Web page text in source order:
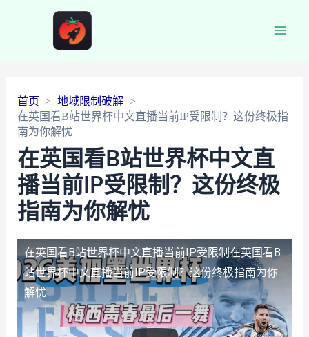
首页
地域限制破解
在英国看B站世界杯中文直播当前IP受限制？这份终极指
南为你解忧
在英国看B站世界杯中文直
播当前IP受限制？这份终极
指南为你解忧
在英国看B站世界杯中文直播当前IP受限制在英国看B
站世界杯中文直播当前IP受限制？这份终极指南为你
解忧